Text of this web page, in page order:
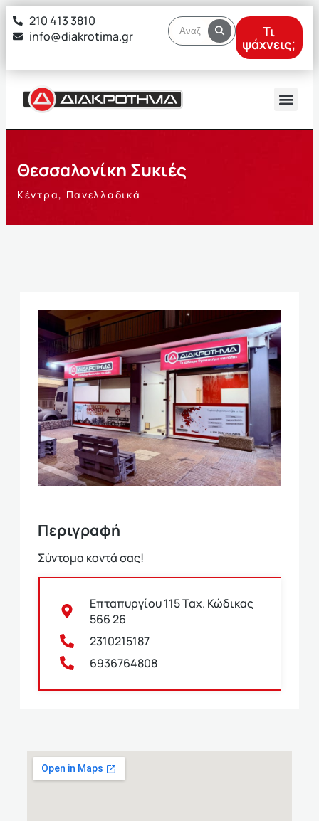
στο
περιεχόμενο
210 413 3810
info@diakrotima.gr
Τι
ψάχνεις;
Θεσσαλονίκη Συκιές
Κέντρα, Πανελλαδικά
Περιγραφή
Σύντομα κοντά σας!
Επταπυργίου 115 Ταχ. Κώδικας
566 26
2310215187
6936764808